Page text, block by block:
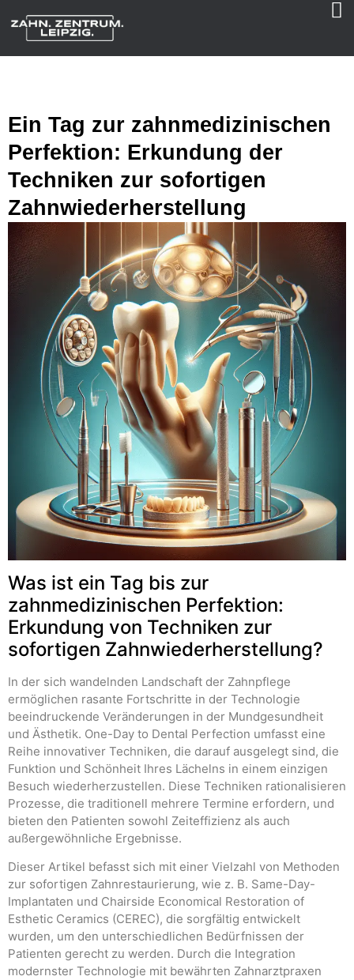
Ein Tag zur zahnmedizinischen
Perfektion: Erkundung der
Techniken zur sofortigen
Zahnwiederherstellung
Was ist ein Tag bis zur
zahnmedizinischen Perfektion:
Erkundung von Techniken zur
sofortigen Zahnwiederherstellung?
In der sich wandelnden Landschaft der Zahnpflege
ermöglichen rasante Fortschritte in der Technologie
beeindruckende Veränderungen in der Mundgesundheit
und Ästhetik. One-Day to Dental Perfection umfasst eine
Reihe innovativer Techniken, die darauf ausgelegt sind, die
Funktion und Schönheit Ihres Lächelns in einem einzigen
Besuch wiederherzustellen. Diese Techniken rationalisieren
Prozesse, die traditionell mehrere Termine erfordern, und
bieten den Patienten sowohl Zeiteffizienz als auch
außergewöhnliche Ergebnisse.
Dieser Artikel befasst sich mit einer Vielzahl von Methoden
zur sofortigen Zahnrestaurierung, wie z. B. Same-Day-
Implantaten und Chairside Economical Restoration of
Esthetic Ceramics (CEREC), die sorgfältig entwickelt
wurden, um den unterschiedlichen Bedürfnissen der
Patienten gerecht zu werden. Durch die Integration
modernster Technologie mit bewährten Zahnarztpraxen